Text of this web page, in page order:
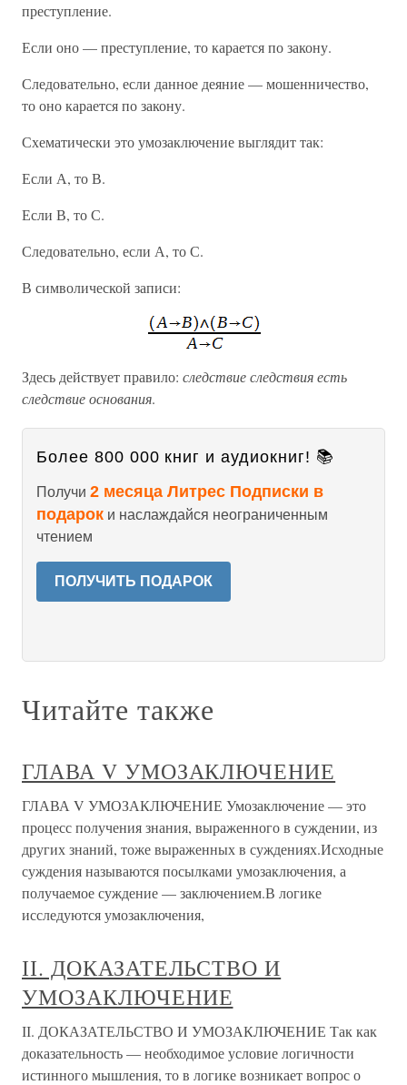
преступление.
Если оно — преступление, то карается по закону.
Следовательно, если данное деяние — мошенничество,
то оно карается по закону.
Схематически это умозаключение выглядит так:
Если А, то В.
Если В, то С.
Следовательно, если А, то С.
В символической записи:
Здесь действует правило: следствие следствия есть
следствие основания.
Более 800 000 книг и аудиокниг! 📚
Получи 2 месяца Литрес Подписки в
подарок и наслаждайся неограниченным
чтением
ПОЛУЧИТЬ ПОДАРОК
Читайте также
ГЛАВА V УМОЗАКЛЮЧЕНИЕ
ГЛАВА V УМОЗАКЛЮЧЕНИЕ Умозаключение — это
процесс получения знания, выраженного в суждении, из
других знаний, тоже выраженных в суждениях.Исходные
суждения называются посылками умозаключения, а
получаемое суждение — заключением.В логике
исследуются умозаключения,
ІІ. ДОКАЗАТЕЛЬСТВО И
УМОЗАКЛЮЧЕНИЕ
ІІ. ДОКАЗАТЕЛЬСТВО И УМОЗАКЛЮЧЕНИЕ Так как
доказательность — необходимое условие логичности
истинного мышления, то в логике возникает вопрос о